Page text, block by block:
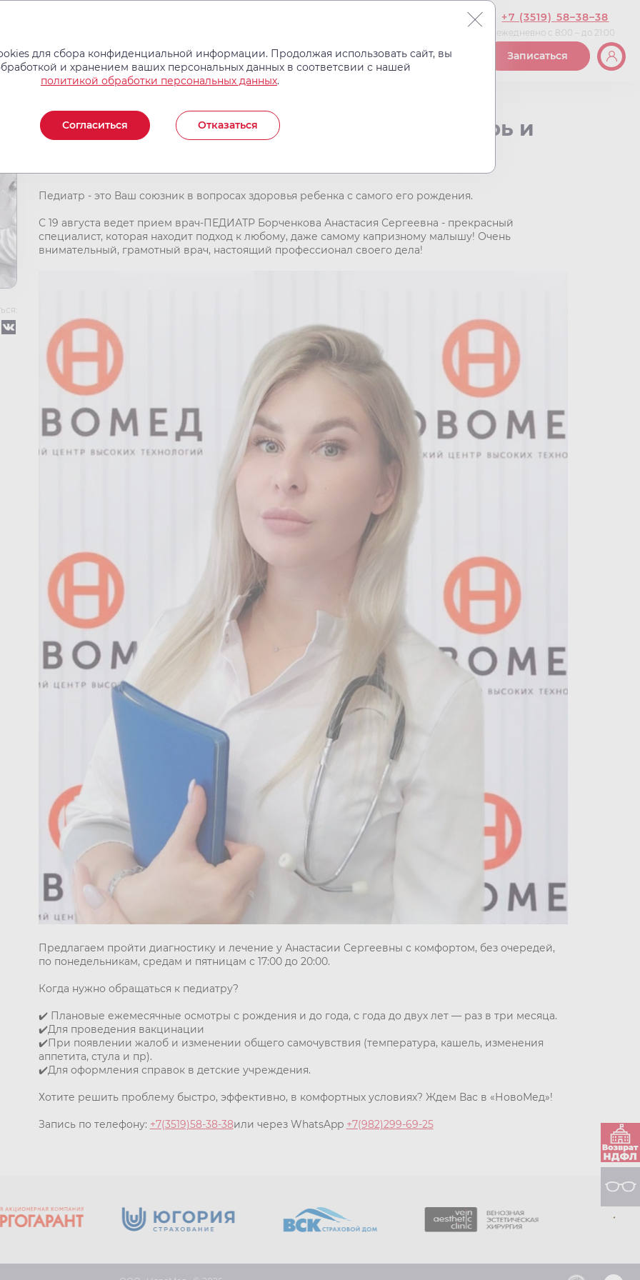
+7 (3519) 58–38–38
ежедневно с 8:00 – до 21:00
Записаться
«НовоМед» открывает свои двери теперь и
Педиатр - это Ваш союзник в вопросах здоровья ребенка с самого его рождения.
С 19 августа ведет прием врач-ПЕДИАТР Борченкова Анастасия Сергеевна - прекрасный
специалист, которая находит подход к любому, даже самому капризному малышу! Очень
внимательный, грамотный врач, настоящий профессионал своего дела!
Предлагаем пройти диагностику и лечение у Анастасии Сергеевны с комфортом, без очередей,
по понедельникам, средам и пятницам с 17:00 до 20:00.
Когда нужно обращаться к педиатру?
✔️ Плановые ежемесячные осмотры с рождения и до года, с года до двух лет — раз в три месяца.
✔️Для проведения вакцинации
✔️При появлении жалоб и изменении общего самочувствия (температура, кашель, изменения
аппетита, стула и пр).
✔️Для оформления справок в детские учреждения.
Хотите решить проблему быстро, эффективно, в комфортных условиях? Ждем Вас в «НовоМед»!
Запись по телефону: +7(3519)58-38-38или через WhatsApp +7(982)299-69-25
для сбора конфиденциальной информации. Продолжая использовать сайт, вы
и хранением ваших персональных данных в соответсвии с нашей
политикой обработки персональных данных.
Согласиться Отказаться